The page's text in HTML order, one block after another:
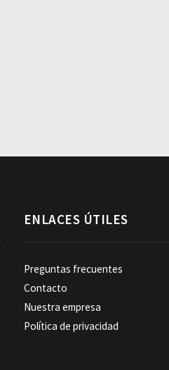
ENLACES ÚTILES
Preguntas frecuentes
Contacto
Nuestra empresa
Política de privacidad